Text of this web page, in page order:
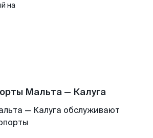
на
Мальта — Калуга
— Калуга обслуживают